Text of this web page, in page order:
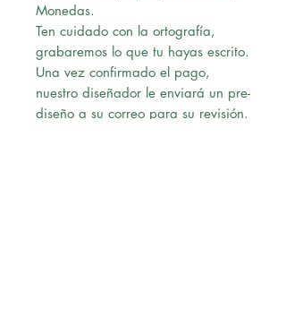
Monedas.
Ten cuidado con la ortografía,
grabaremos lo que tu hayas escrito.
Una vez confirmado el pago,
nuestro diseñador le enviará un pre-
diseño a su correo para su revisión.